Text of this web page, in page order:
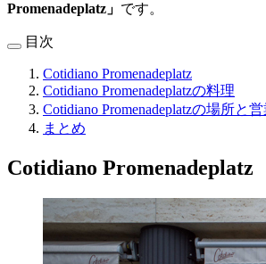
Promenadeplatz」 です。
目次
Cotidiano Promenadeplatz
Cotidiano Promenadeplatzの料理
Cotidiano Promenadeplatzの場所と
まとめ
Cotidiano Promenadeplatz